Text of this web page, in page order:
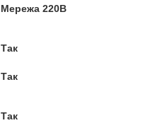
Мережа 220В
Так
Так
Так